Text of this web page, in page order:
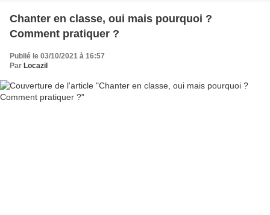
Chanter en classe, oui mais pourquoi ?
Comment pratiquer ?
Publié le 03/10/2021 à 16:57
Par Locazil